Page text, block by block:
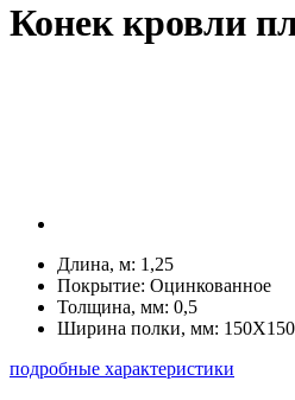
Конек кровли
Длина, м: 1,25
Покрытие: Оцинкованное
Толщина, мм: 0,5
Ширина полки, мм: 150Х150
подробные характеристики